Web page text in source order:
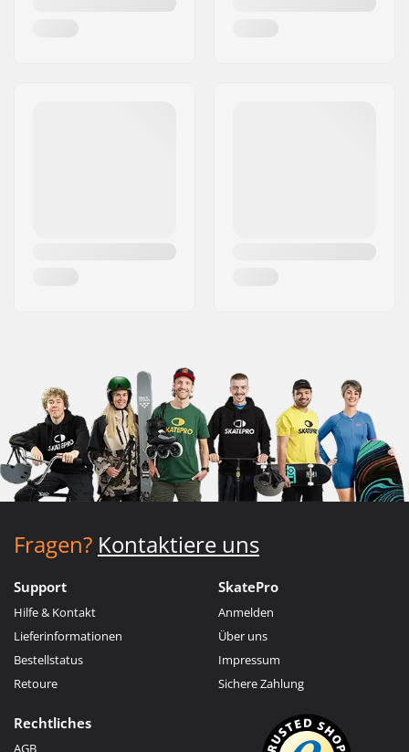
Fragen? Kontaktiere uns
Support
Hilfe & Kontakt
Lieferinformationen
Bestellstatus
Retoure
SkatePro
Anmelden
Über uns
Impressum
Sichere Zahlung
Rechtliches
AGB